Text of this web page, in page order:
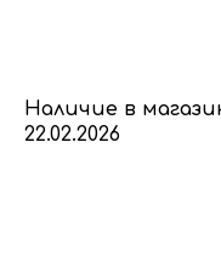
Наличие в
22.02.2026